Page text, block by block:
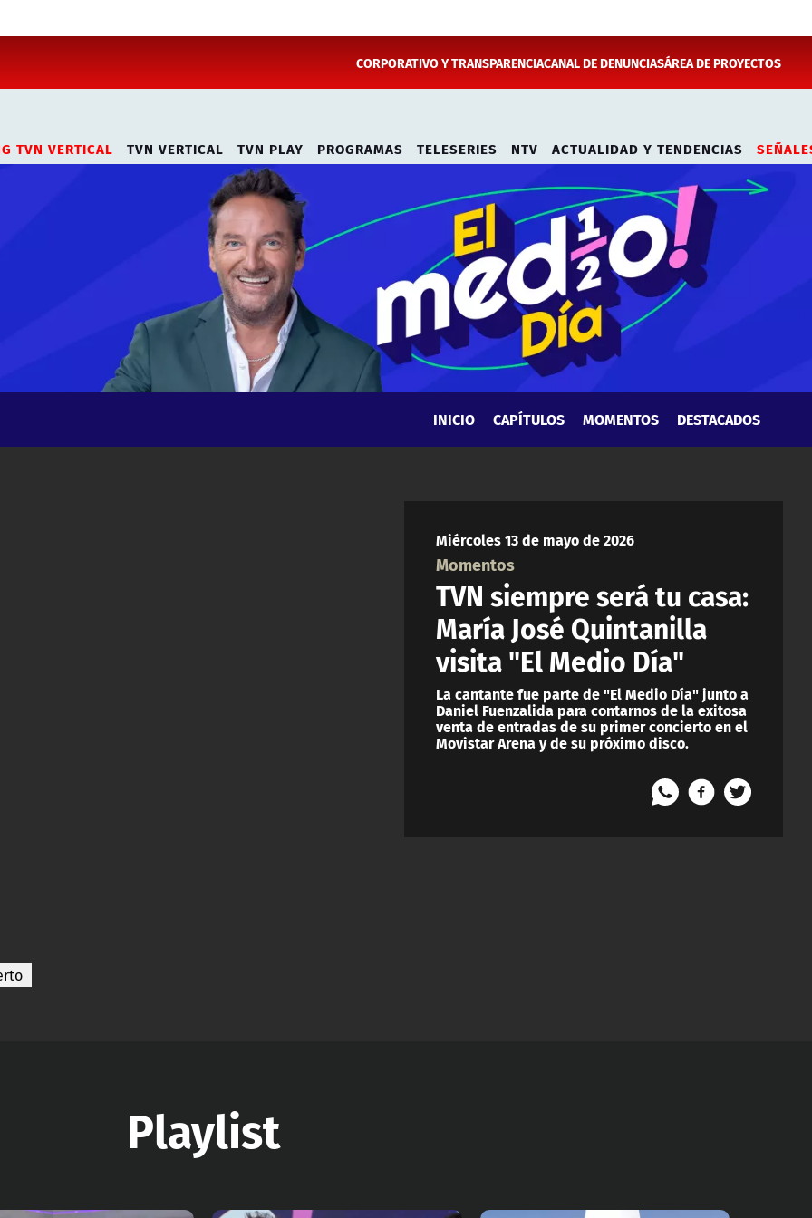
CORPORATIVO Y TRANSPARENCIACANAL DE DENUNCIASÁREA DE PROYECTOS
TVN VERTICAL TVN VERTICAL TVN PLAY PROGRAMAS TELESERIES NTV ACTUALIDAD Y TENDENCIAS
INICIO CAPÍTULOS MOMENTOS DESTACADOS
Miércoles 13 de mayo de 2026
Momentos
TVN siempre será tu casa:
María José Quintanilla
visita "El Medio Día"
La cantante fue parte de "El Medio Día" junto a
Daniel Fuenzalida para contarnos de la exitosa
venta de entradas de su primer concierto en el
Movistar Arena y de su próximo disco.
Playlist